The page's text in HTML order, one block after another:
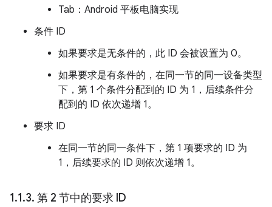
Tab：Android 平板电脑实现
条件 ID
如果要求是无条件的，此 ID 会被设置为 0。
如果要求是有条件的，在同一节的同一设备类型
下，第 1 个条件分配到的 ID 为 1，后续条件分
配到的 ID 依次递增 1。
要求 ID
在同一节的同一条件下，第 1 项要求的 ID 为
1，后续要求的 ID 则依次递增 1。
1.1.3. 第 2 节中的要求 ID